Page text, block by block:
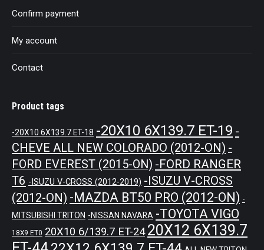
Confirm payment
My account
Contact
Product tags
-20X10 6X139.7 ET-18 -20X10 6X139.7 ET-19 -
CHEVE ALL NEW COLORADO (2012-ON) -
FORD EVEREST (2015-ON) -FORD RANGER
T6 -ISUZU V-CROSS (2012-2019) -ISUZU V-CROSS
(2012-ON) -MAZDA BT50 PRO (2012-ON) -
MITSUBISHI TRITON -NISSAN NAVARA -TOYOTA VIGO
18X9 ET0 20X10 6/139.7 ET-24 20X12 6X139.7